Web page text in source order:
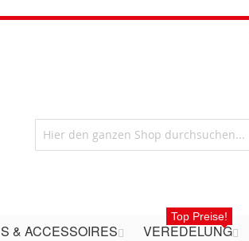
& ACCESSOIRES VEREDELUNG
Top Preise!